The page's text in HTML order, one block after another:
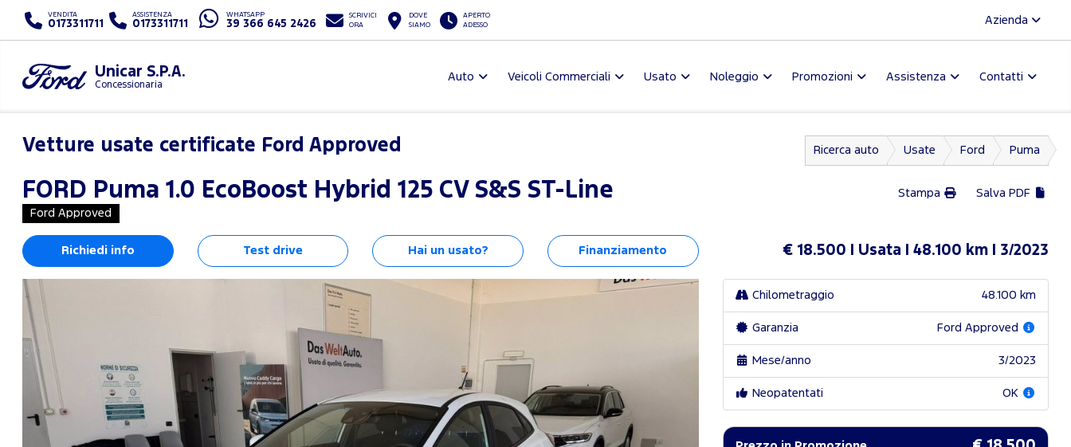
VENDITA
0173311711
ASSISTENZA
0173311711
WHATSAPP
39 366 645 2426
SCRIVICI
ORA
DOVE
SIAMO
APERTO
ADESSO
Azienda
Unicar S.P.A.
Concessionaria
Auto Veicoli Commerciali Usato Noleggio Promozioni Assistenza Contatti
Vetture usate certificate Ford Approved Ricerca auto Usate Ford Puma
FORD Puma 1.0 EcoBoost Hybrid 125 CV S&S ST-Line
Ford Approved
Stampa Salva PDF
Richiedi info Test drive Hai un usato? Finanziamento € 18.500 Usata 48.100 km 3/2023
Chilometraggio 48.100 km
Garanzia Ford Approved
Mese/anno 3/2023
Neopatentati OK